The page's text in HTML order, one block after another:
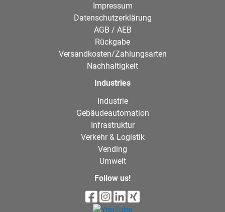
Impressum
Datenschutzerklärung
AGB / AEB
Rückgabe
Versandkosten/Zahlungsarten
Nachhaltigkeit
Industries
Industrie
Gebäudeautomation
Infrastruktur
Verkehr & Logistik
Vending
Umwelt
Follow us!